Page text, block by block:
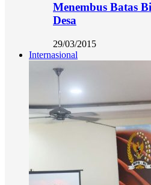
Menembus Batas
Desa
29/03/2015
Internasional